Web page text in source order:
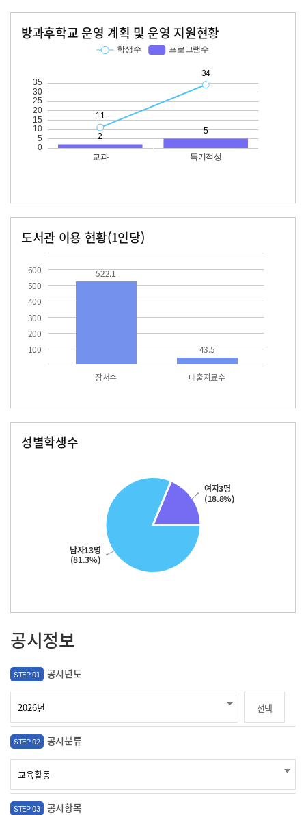
방과후학교 운영 계획 및 운영 지원현황
도서관 이용 현황(1인당)
100
200
300
400
500
600
장서수 대출자료수
522.1
43.5
성별학생수
남자13명
(81.3%)
여자3명
(18.8%)
공시정보
STEP 01 공시년도
선택
STEP 02 공시분류
STEP 03 공시항목